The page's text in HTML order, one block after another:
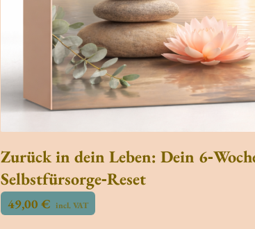
Zurück in dein Leben: Dein
Selbstfürsorge‑Reset
49,00 € incl. VAT